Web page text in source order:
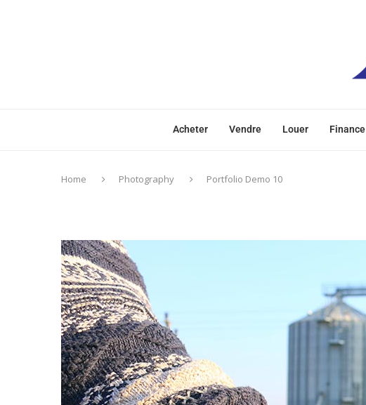
Acheter Vendre Louer Finance
Home Photography Portfolio Demo 10